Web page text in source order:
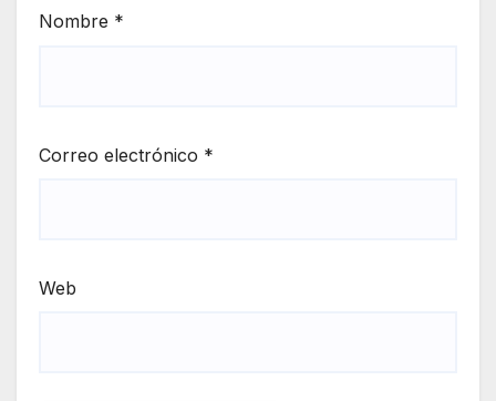
Nombre *
Correo electrónico *
Web